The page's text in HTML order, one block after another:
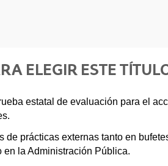
ELEGIR ESTE
estatal de evaluación para el
de prácticas externas tanto en
en la Administración Pública.